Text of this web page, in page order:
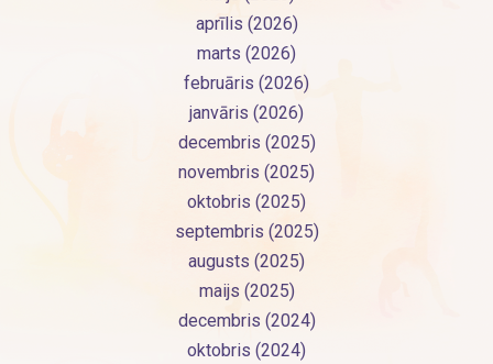
aprīlis (2026)
marts (2026)
februāris (2026)
janvāris (2026)
decembris (2025)
novembris (2025)
oktobris (2025)
septembris (2025)
augusts (2025)
maijs (2025)
decembris (2024)
oktobris (2024)